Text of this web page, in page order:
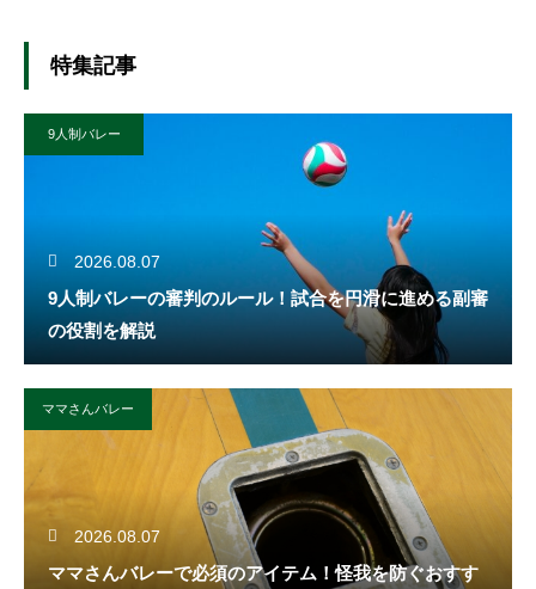
特集記事
9人制バレー
2026.08.07
9人制バレーの審判のルール！試合を円滑に進める副審
の役割を解説
ママさんバレー
2026.08.07
ママさんバレーで必須のアイテム！怪我を防ぐおすす